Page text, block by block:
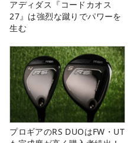
アディダス『コードカオス
27』は強烈な蹴りでパワーを
生む
プロギアのRS DUOはFW・UT